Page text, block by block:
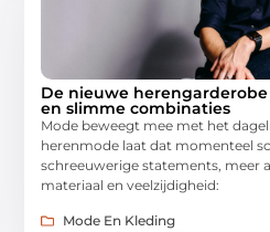
De nieuwe
en slimme combinaties
Mode beweegt mee met het
herenmode laat dat momenteel
schreeuwerige statements, meer
materiaal en veelzijdigheid:
Mode En Kleding